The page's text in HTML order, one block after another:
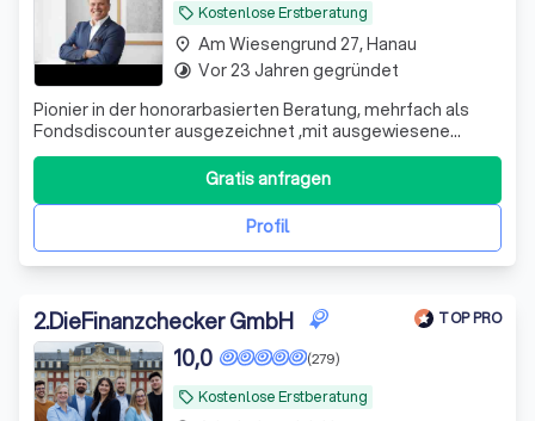
local_offer Kostenlose Erstberatung
Pionier in der honorarbasierten Beratung, mehrfach als
Fondsdiscounter ausgezeichnet ,mit ausgewiesene
Expertise im Bereich: Immobilienkapitalanlage und
Infrastrukturprojekten, Edelmetallexperte.
Profil
Gratis anfragen
place Am Wiesengrund 27, Hanau
timelapse Vor 23 Jahren gegründet
2.DieFinanzchecker GmbH TOP PRO
local_offer Kostenlose Erstberatung
(279)
10,0